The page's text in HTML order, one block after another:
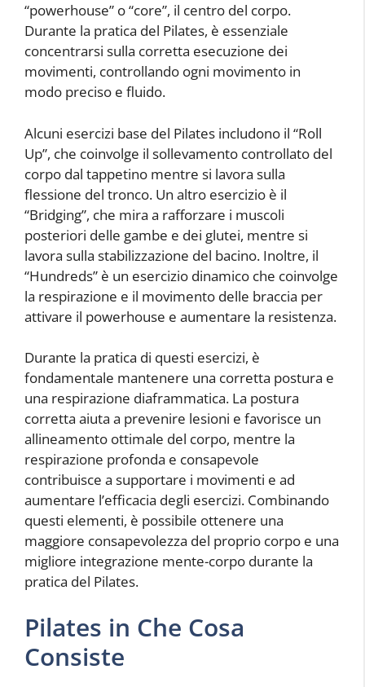
“powerhouse” o “core”, il centro del corpo.
Durante la pratica del Pilates, è essenziale
concentrarsi sulla corretta esecuzione dei
movimenti, controllando ogni movimento in
modo preciso e fluido.
Alcuni esercizi base del Pilates includono il “Roll
Up”, che coinvolge il sollevamento controllato del
corpo dal tappetino mentre si lavora sulla
flessione del tronco. Un altro esercizio è il
“Bridging”, che mira a rafforzare i muscoli
posteriori delle gambe e dei glutei, mentre si
lavora sulla stabilizzazione del bacino. Inoltre, il
“Hundreds” è un esercizio dinamico che coinvolge
la respirazione e il movimento delle braccia per
attivare il powerhouse e aumentare la resistenza.
Durante la pratica di questi esercizi, è
fondamentale mantenere una corretta postura e
una respirazione diaframmatica. La postura
corretta aiuta a prevenire lesioni e favorisce un
allineamento ottimale del corpo, mentre la
respirazione profonda e consapevole
contribuisce a supportare i movimenti e ad
aumentare l’efficacia degli esercizi. Combinando
questi elementi, è possibile ottenere una
maggiore consapevolezza del proprio corpo e una
migliore integrazione mente-corpo durante la
pratica del Pilates.
Pilates in Che Cosa
Consiste